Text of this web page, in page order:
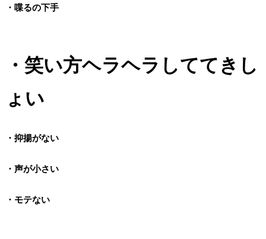
・喋るの下手
・笑い方ヘラヘラしててきし
ょい
・抑揚がない
・声が小さい
・モテない